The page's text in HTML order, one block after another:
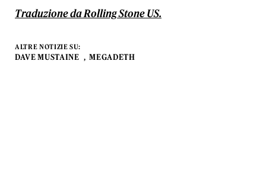
Traduzione da Rolling Stone US.
ALTRE NOTIZIE SU:
DAVE MUSTAINE MEGADETH